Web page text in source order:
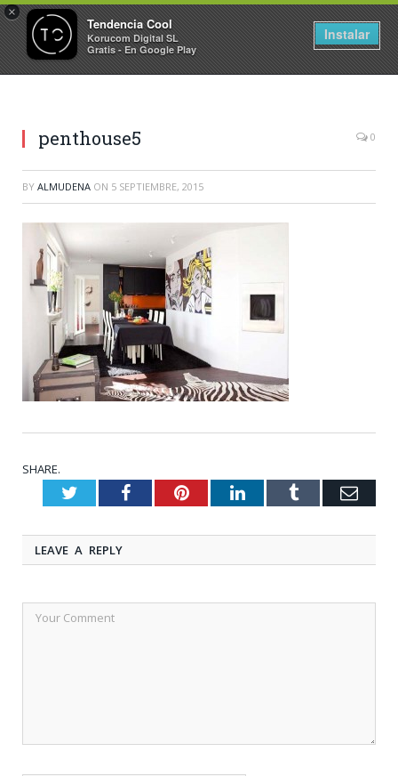
×
Tendencia Cool
Korucom Digital SL
Gratis - En Google Play
Instalar
penthouse5 0
BY ALMUDENA ON 5 SEPTIEMBRE, 2015
SHARE.
TwitterFacebookPinterestLinkedInTumblr
LEAVE A REPLY